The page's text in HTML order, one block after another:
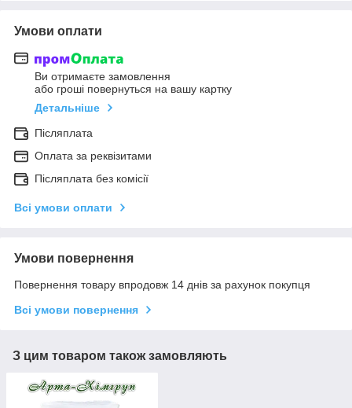
Умови оплати
Ви отримаєте замовлення
або гроші повернуться на вашу картку
Детальніше
Післяплата
Оплата за реквізитами
Післяплата без комісії
Всі умови оплати
Умови повернення
Повернення товару впродовж 14 днів за рахунок покупця
Всі умови повернення
З цим товаром також замовляють